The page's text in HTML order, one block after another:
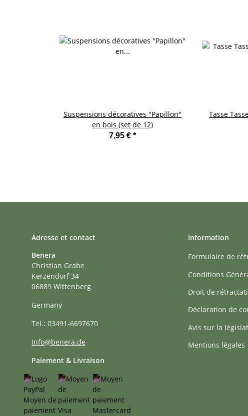
Suspensions décoratives "Papillon"
en bois (set de 12)
7,95 €*
Tasse
Adresse et contact
Benera
Christian Grabe
Kerzendorf 34
06889 Wittenberg
Germany
Tel.: 03491-6697670
Info@benera.de
Paiement & Livraison
Information
Formulaire de
Conditions
Droit de
Déclaration de
Avis sur la
Mentions légales